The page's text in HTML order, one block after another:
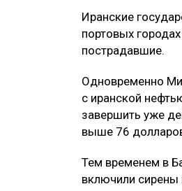
Иранские
портовых
пострадавшие.
Одновременно
с иранской
завершить уже
выше 76
Тем временем в
включили сирены